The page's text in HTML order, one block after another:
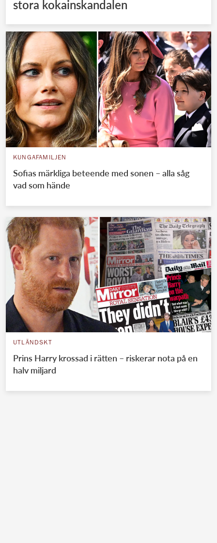
stora kokainskandalen
KUNGAFAMILJEN
Sofias märkliga beteende med sonen – alla såg
vad som hände
UTLÄNDSKT
Prins Harry krossad i rätten – riskerar nota på en
halv miljard